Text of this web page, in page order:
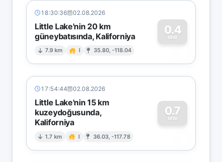
18:30:36 02.08.2026
Little Lake'nin 20 km
güneybatısında, Kaliforniya
7.9 km I 35.80, -118.04
0.4
MW
0
17:54:44 02.08.2026
Little Lake'nin 15 km
kuzeydoğusunda,
Kaliforniya
1.7 km I 36.03, -117.78
0.7
MW
0